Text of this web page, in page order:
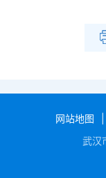
网站地图
武汉